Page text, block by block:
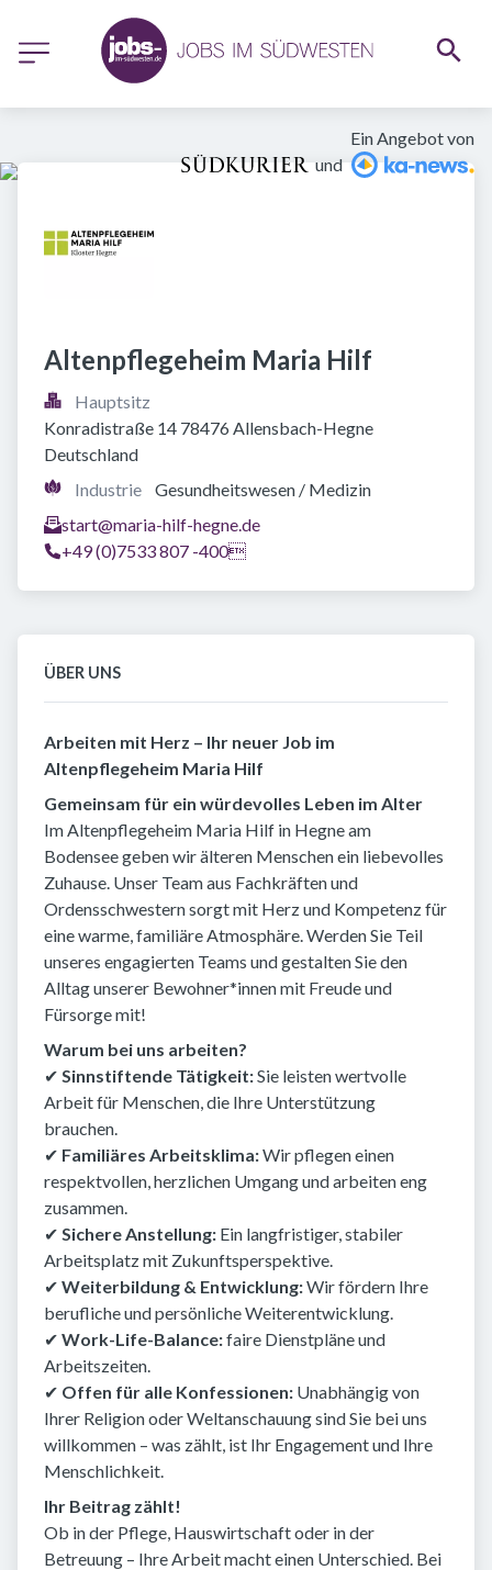
Ein Angebot von
und
Altenpflegeheim Maria Hilf
Hauptsitz
Konradistraße 14 78476 Allensbach-Hegne
Deutschland
Industrie
Gesundheitswesen / Medizin
start@maria-hilf-hegne.de
+49 (0)7533 807 -400
ÜBER UNS
Arbeiten mit Herz – Ihr neuer Job im
Altenpflegeheim Maria Hilf
Gemeinsam für ein würdevolles Leben im Alter
Im Altenpflegeheim Maria Hilf in Hegne am
Bodensee geben wir älteren Menschen ein liebevolles
Zuhause. Unser Team aus Fachkräften und
Ordensschwestern sorgt mit Herz und Kompetenz für
eine warme, familiäre Atmosphäre. Werden Sie Teil
unseres engagierten Teams und gestalten Sie den
Alltag unserer Bewohner*innen mit Freude und
Fürsorge mit!
Warum bei uns arbeiten?
✔ Sinnstiftende Tätigkeit:Sie leisten wertvolle
Arbeit für Menschen, die Ihre Unterstützung
brauchen.
✔ Familiäres Arbeitsklima:Wir pflegen einen
respektvollen, herzlichen Umgang und arbeiten eng
zusammen.
✔ Sichere Anstellung: Ein langfristiger, stabiler
Arbeitsplatz mit Zukunftsperspektive.
✔ Weiterbildung & Entwicklung:Wir fördern Ihre
berufliche und persönliche Weiterentwicklung.
✔ Work-Life-Balance:faire Dienstpläne und
Arbeitszeiten.
✔ Offen für alle Konfessionen: Unabhängig von
Ihrer Religion oder Weltanschauung sind Sie bei uns
willkommen – was zählt, ist Ihr Engagement und Ihre
Menschlichkeit.
Ihr Beitrag zählt!
Ob in der Pflege, Hauswirtschaft oder in der
Betreuung – Ihre Arbeit macht einen Unterschied. Bei